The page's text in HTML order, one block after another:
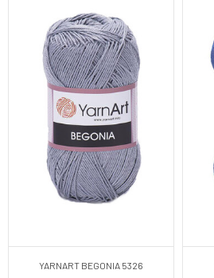
YARNART BEGONIA 5326